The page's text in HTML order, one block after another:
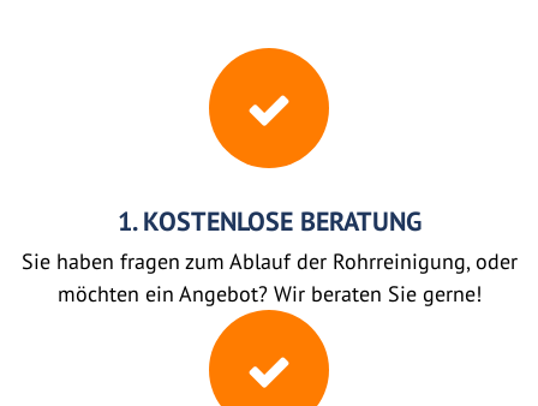
1. KOSTENLOSE BERATUNG
Sie haben fragen zum Ablauf der Rohrreinigung, oder
möchten ein Angebot? Wir beraten Sie gerne!